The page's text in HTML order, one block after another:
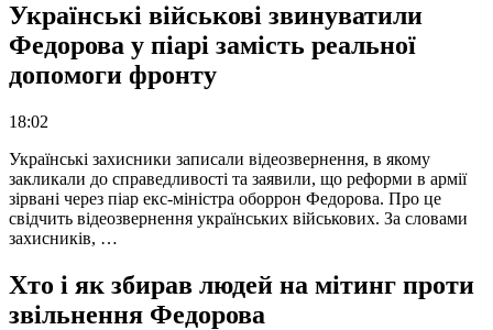
Українські військові звинуватили
Федорова у піарі замість реальної
допомоги фронту
18:02
Українські захисники записали відеозвернення, в якому
закликали до справедливості та заявили, що реформи в армії
зірвані через піар екс-міністра оборрон Федорова. Про це
свідчить відеозвернення українських військових. За словами
захисників, …
Хто і як збирав людей на мітинг проти
звільнення Федорова